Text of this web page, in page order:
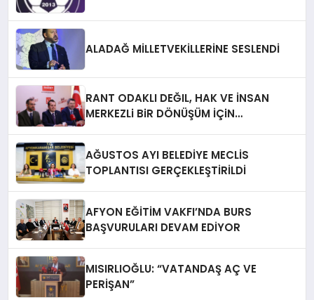
ALADAĞ MİLLETVEKİLLERİNE SESLENDİ
RANT ODAKLI DEĞIL, HAK VE İNSAN
MERKEZLi BiR DÖNÜŞÜM İÇiN
AĞUSTOS AYI BELEDİYE MECLİS
TOPLANTISI GERÇEKLEŞTİRİLDİ
AFYON EĞİTİM VAKFI’NDA BURS
BAŞVURULARI DEVAM EDİYOR
MISIRLIOĞLU: “VATANDAŞ AÇ VE
PERİŞAN”